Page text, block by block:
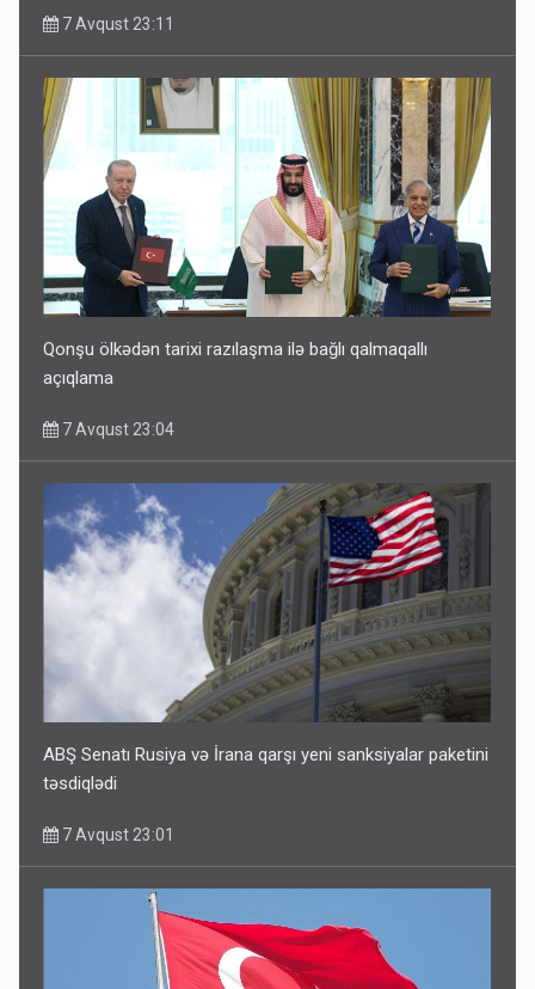
7 Avqust 23:11
Qonşu ölkədən tarixi razılaşma ilə bağlı qalmaqallı
açıqlama
7 Avqust 23:04
ABŞ Senatı Rusiya və İrana qarşı yeni sanksiyalar paketini
təsdiqlədi
7 Avqust 23:01